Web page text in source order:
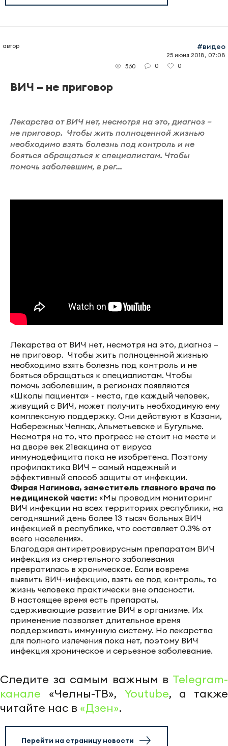
автор #видео
25 июня 2018, 07:08
560
0 0
ВИЧ – не приговор
Лекарства от ВИЧ нет, несмотря на это, диагноз –
не приговор. Чтобы жить полноценной жизнью
необходимо взять болезнь под контроль и не
бояться обращаться к специалистам. Чтобы
помочь заболевшим, в рег...
Лекарства от ВИЧ нет, несмотря на это, диагноз –
не приговор. Чтобы жить полноценной жизнью
необходимо взять болезнь под контроль и не
бояться обращаться к специалистам. Чтобы
помочь заболевшим, в регионах появляются
«Школы пациента» - места, где каждый человек,
живущий с ВИЧ, может получить необходимую ему
комплексную поддержку. Они действуют в Казани,
Набережных Челнах, Альметьевске и Бугульме.
Несмотря на то, что прогресс не стоит на месте и
на дворе век 21вакцина от вируса
иммунодефицита пока не изобретена. Поэтому
профилактика ВИЧ – самый надежный и
эффективный способ защиты от инфекции.
Фирая Нагимова, заместитель главного врача по
медицинской части: «Мы проводим мониторинг
ВИЧ инфекции на всех территориях республики, на
сегодняшний день более 13 тысяч больных ВИЧ
инфекцией в республике, что составляет 0.3% от
всего населения».
Благодаря антиретровирусным препаратам ВИЧ
инфекция из смертельного заболевания
превратилась в хроническое. Если вовремя
выявить ВИЧ-инфекцию, взять ее под контроль, то
жизнь человека практически вне опасности.
В настоящее время есть препараты,
сдерживающие развитие ВИЧ в организме. Их
применение позволяет длительное время
поддерживать иммунную систему. Но лекарства
для полного излечения пока нет, поэтому ВИЧ
инфекция хроническое и серьезное заболевание.
Следите за самым важным в Telegram-
канале «Челны-ТВ», Youtube, а также
читайте нас в «Дзен».
Перейти на страницу новости